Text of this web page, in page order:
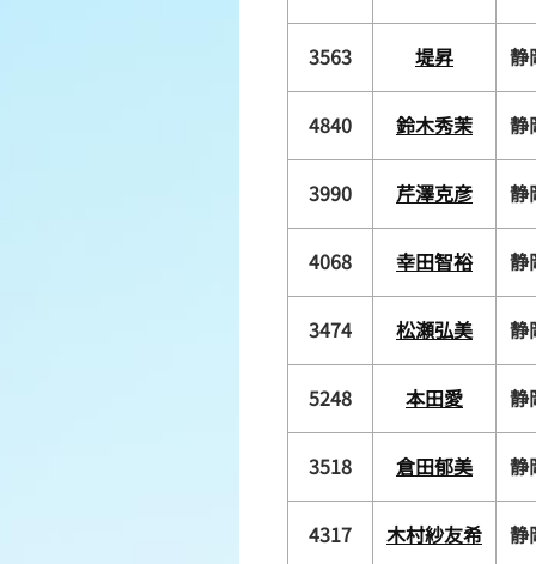
3563 堤昇 静
4840 鈴木秀茉 静
3990 芹澤克彦 静
4068 幸田智裕 静
3474 松瀬弘美 静
5248 本田愛 静
3518 倉田郁美 静
4317 木村紗友希 静